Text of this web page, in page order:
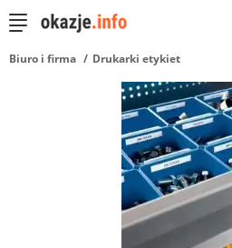
Biuro i firma Drukarki etykiet